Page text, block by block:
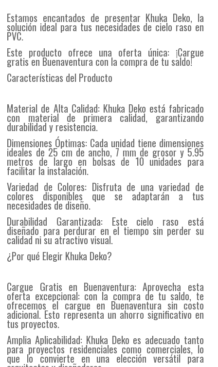
Estamos encantados de presentar Khuka Deko, la
solución ideal para tus necesidades de cielo raso en
PVC.
Este producto ofrece una oferta única: ¡Cargue
gratis en Buenaventura con la compra de tu saldo!
Características del Producto
Material de Alta Calidad: Khuka Deko está fabricado
con material de primera calidad, garantizando
durabilidad y resistencia.
Dimensiones Óptimas: Cada unidad tiene dimensiones
ideales de 25 cm de ancho, 7 mm de grosor y 5.95
metros de largo en bolsas de 10 unidades para
facilitar la instalación.
Variedad de Colores: Disfruta de una variedad de
colores disponibles que se adaptarán a tus
necesidades de diseño.
Durabilidad Garantizada: Este cielo raso está
diseñado para perdurar en el tiempo sin perder su
calidad ni su atractivo visual.
¿Por qué Elegir Khuka Deko?
Cargue Gratis en Buenaventura: Aprovecha esta
oferta excepcional: con la compra de tu saldo, te
ofrecemos el cargue en Buenaventura sin costo
adicional. Esto representa un ahorro significativo en
tus proyectos.
Amplia Aplicabilidad: Khuka Deko es adecuado tanto
para proyectos residenciales como comerciales, lo
que lo convierte en una elección versátil para